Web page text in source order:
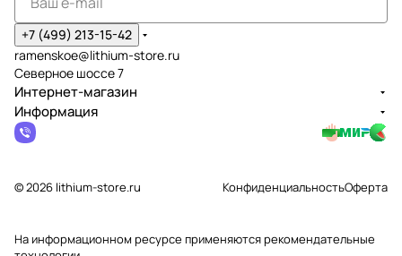
+7 (499) 213-15-42
ramenskoe@lithium-store.ru
Северное шоссе 7
Интернет-магазин
Информация
© 2026 lithium-store.ru КонфиденциальностьОферта
На информационном ресурсе применяютсярекомендательные